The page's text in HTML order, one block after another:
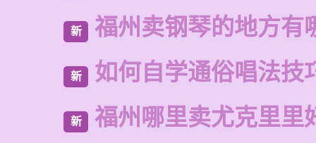
新 福州卖钢琴的地方有
新 如何自学通俗唱法技
新 福州哪里卖尤克里里